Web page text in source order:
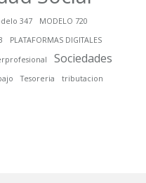
347
MODELO 720
PLATAFORMAS DIGITALES
Sociedades
Tesoreria
tributacion